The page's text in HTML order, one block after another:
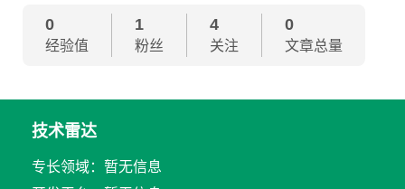
0
经验值
1
粉丝
4
关注
0
文章总量
技术雷达
专长领域：暂无信息